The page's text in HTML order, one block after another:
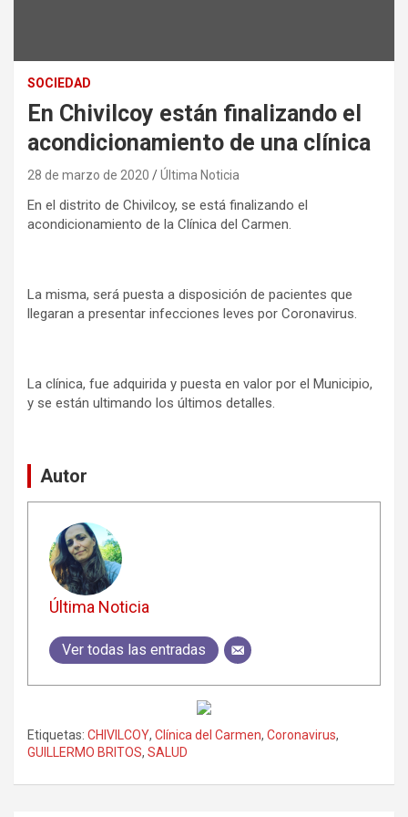
SOCIEDAD
En Chivilcoy están finalizando el
acondicionamiento de una clínica
28 de marzo de 2020 Última Noticia
En el distrito de Chivilcoy, se está finalizando el
acondicionamiento de la Clínica del Carmen.
La misma, será puesta a disposición de pacientes que
llegaran a presentar infecciones leves por Coronavirus.
La clínica, fue adquirida y puesta en valor por el Municipio,
y se están ultimando los últimos detalles.
Autor
Última Noticia
Ver todas las entradas
Etiquetas: CHIVILCOY, Clínica del Carmen, Coronavirus,
GUILLERMO BRITOS, SALUD